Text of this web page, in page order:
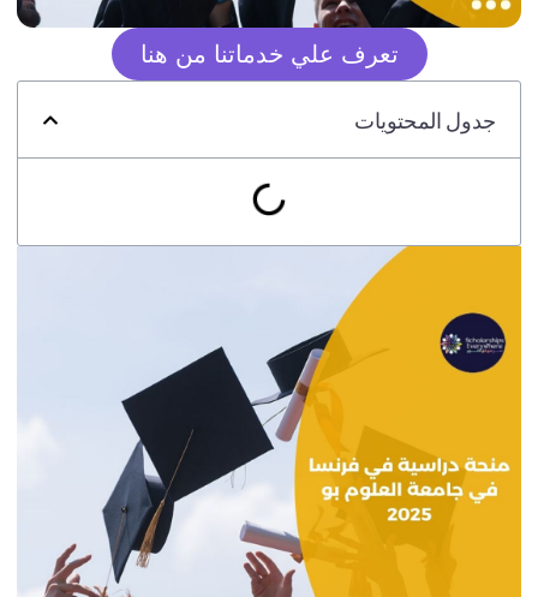
تعرف علي خدماتنا من هنا
جدول المحتويات